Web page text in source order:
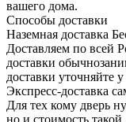
вашего дома.
Способы доставки
Наземная доставка
Доставляем по всей
доставки
доставки уточняйте
Экспресс-доставка
Для тех кому дверь
но и стоимость